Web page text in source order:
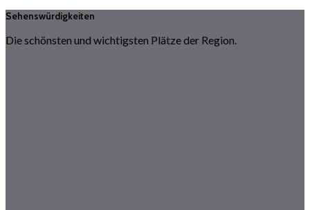
Sehenswürdigkeiten
Die schönsten und wichtigsten Plätze der Region.